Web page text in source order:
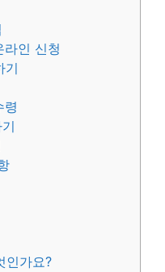
라인 신청
기
령
인가요?